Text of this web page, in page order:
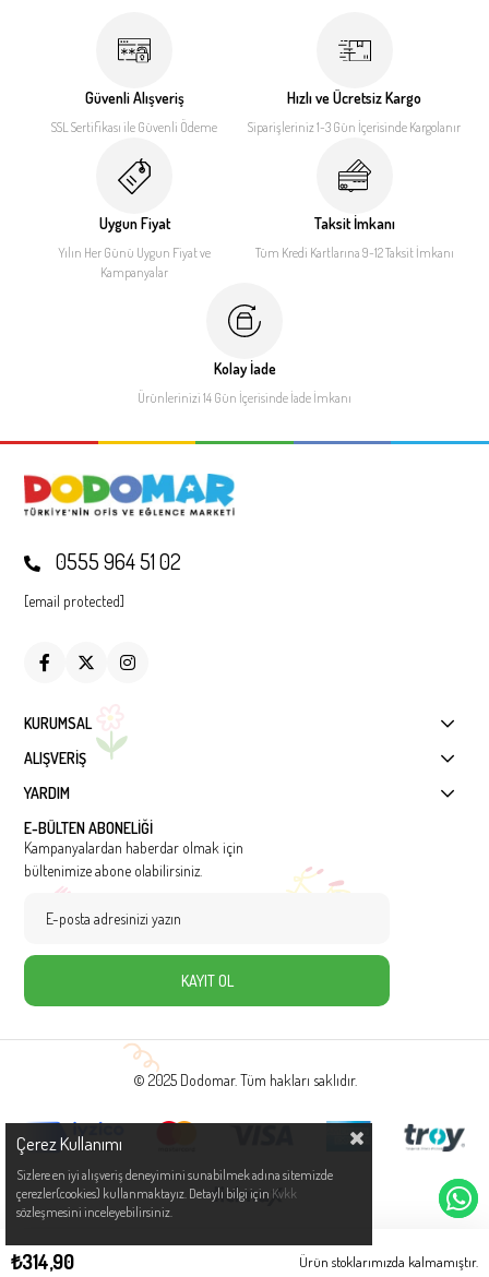
Güvenli Alışveriş
SSL Sertifikası ile Güvenli Ödeme
Hızlı ve Ücretsiz Kargo
Siparişleriniz 1-3 Gün İçerisinde Kargolanır
Uygun Fiyat
Yılın Her Günü Uygun Fiyatve
Kampanyalar
Taksit İmkanı
Tüm Kredi Kartlarına 9-12Taksit İmkanı
Kolay İade
Ürünlerinizi 14 Gün İçerisinde İade İmkanı
0555 964 51 02
[email protected]
KURUMSAL
ALIŞVERİŞ
YARDIM
E-BÜLTEN ABONELİĞİ
Kampanyalardan haberdar olmak için
bültenimize abone olabilirsiniz.
KAYIT OL
© 2025 Dodomar. Tüm hakları saklıdır.
Çerez Kullanımı
Sizlere en iyi alışveriş deneyimini sunabilmek adına sitemizde
çerezler(cookies) kullanmaktayız. Detaylı bilgi için Kvkk
sözleşmesini inceleyebilirsiniz.
₺314,90 Ürün stoklarımızda kalmamıştır.